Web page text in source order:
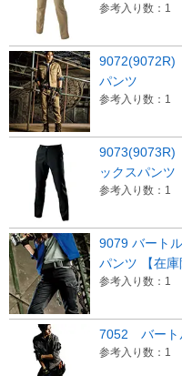
参考入り数：1
パンツ
参考入り数：1
ックスパンツ
参考入り数：1
9079 バート
パンツ 【在庫
参考入り数：1
7052 バート
参考入り数：1